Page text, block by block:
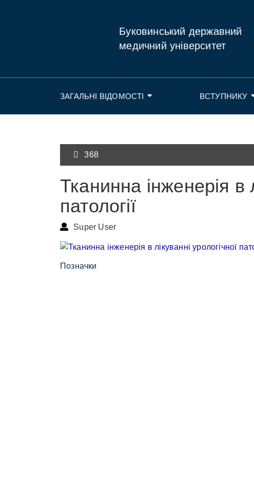
Буковинський державний
медичний університет
ЗАГАЛЬНІ ВІДОМОСТІ ВСТУПНИКУ
368
Тканинна інженерія в
патології
Super User
Позначки